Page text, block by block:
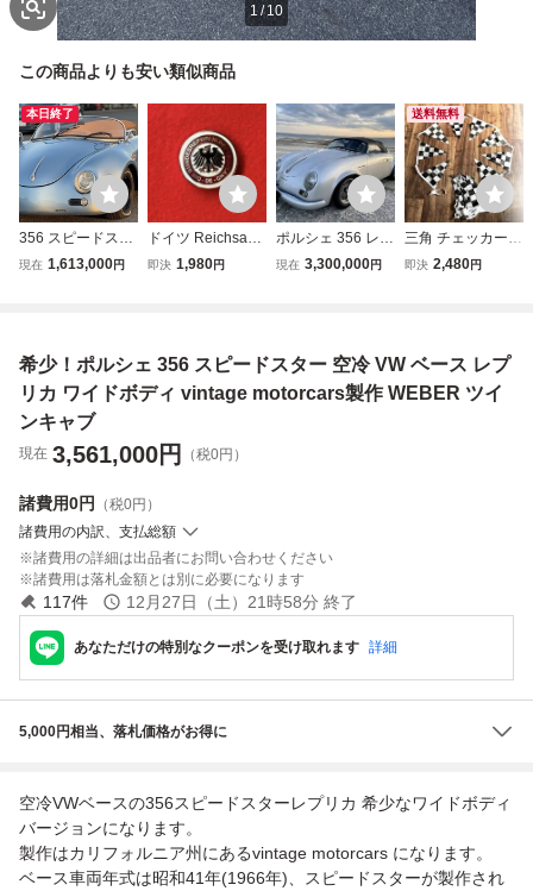
1/ 10
この商品よりも安い類似商品
本日終了
356 スピードスタ
ーレプリカ 実
現在 1,613,000円
ドイツ Reichsadl
er ライヒス アド
3 カルマンギア ポ
ルシェ 356
即決 1,980円
ポルシェ 356 レプ
リカ スピードス
現在 3,300,000円
送料無料
三角 チェッカー
フラッグ 看板 ガ
ブレター ムーンア
イズ スナップオン
即決 2,480円
希少！ポルシェ 356 スピードスター 空冷 VW ベース レプ
リカ ワイドボディ vintage motorcars製作 WEBER ツイ
ンキャブ
現在 3,561,000円 （税0円）
諸費用0円
（税0円）
諸費用の内訳、支払総額
諸費用の詳細は出品者にお問い合わせください
諸費用は落札金額とは別に必要になります
117件 12月27日（土）21時58分 終了
あなただけの特別なクーポンを受け取れます 詳細
5,000円相当、落札価格がお得に
空冷VWベースの356スピードスターレプリカ 希少なワイドボディ
バージョンになります。
製作はカリフォルニア州にあるvintage motorcars になります。
ベース車両年式は昭和41年(1966年)、スピードスターが製作され